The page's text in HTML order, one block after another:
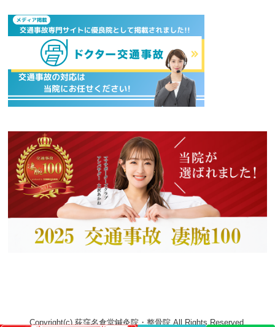
Copyright(c) 荻窪名倉堂鍼灸院・整骨院 All Rights Reserved.